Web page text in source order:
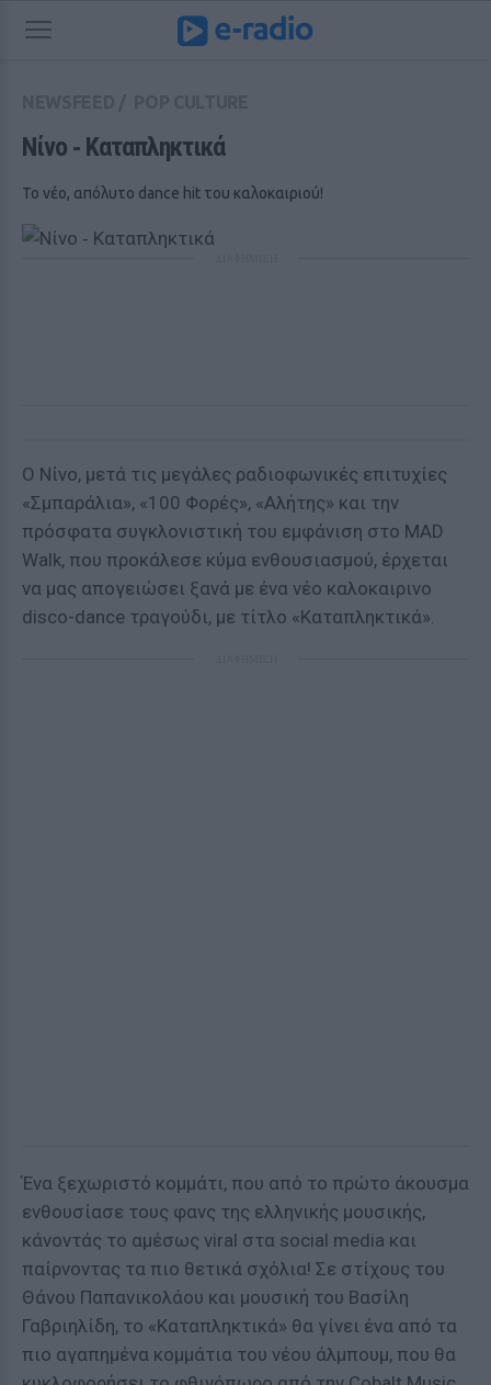
Νίνο ‑ Καταπληκτικά
Το νέο, απόλυτο dance hit του καλοκαιριού!
Ο Nίνο, μετά τις μεγάλες ραδιοφωνικές επιτυχίες
«Σμπαράλια», «100 Φορές», «Αλήτης» και την
πρόσφατα συγκλονιστική του εμφάνιση στο MAD
Walk, που προκάλεσε κύμα ενθουσιασμού, έρχεται
να μας απογειώσει ξανά με ένα νέο καλοκαιρινο
disco-dance τραγούδι, με τίτλο «Καταπληκτικά».
Ένα ξεχωριστό κομμάτι, που από το πρώτο άκουσμα
ενθουσίασε τους φανς της ελληνικής μουσικής,
κάνοντάς το αμέσως viral στα social media και
παίρνοντας τα πιο θετικά σχόλια! Σε στίχους του
Θάνου Παπανικολάου και μουσική του Βασίλη
Γαβριηλίδη, το «Καταπληκτικά» θα γίνει ένα από τα
πιο αγαπημένα κομμάτια του νέου άλμπουμ, που θα